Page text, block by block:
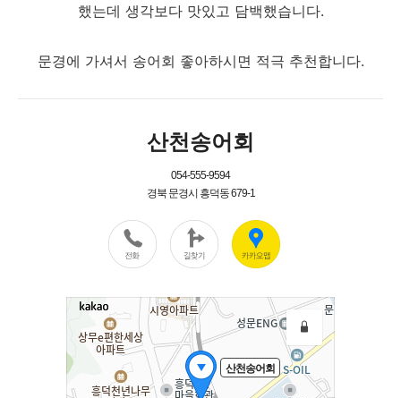
했는데 생각보다 맛있고 담백했습니다.
문경에 가셔서 송어회 좋아하시면 적극 추천합니다.